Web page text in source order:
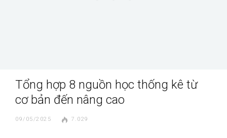
Tổng hợp 8 nguồn học thống kê từ
cơ bản đến nâng cao
09/05/2025 7.029